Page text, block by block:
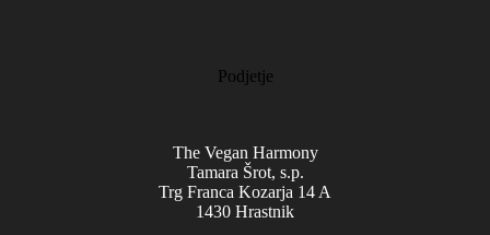
Podjetje
The Vegan Harmony
Tamara Šrot, s.p.
Trg Franca Kozarja 14 A
1430 Hrastnik